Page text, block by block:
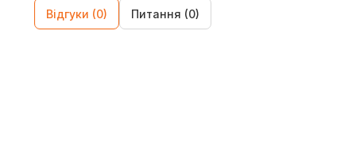
Відгуки (0) Питання (0)